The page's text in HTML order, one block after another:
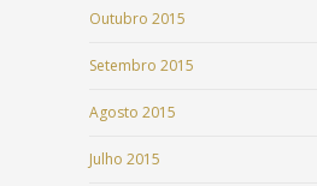
Outubro 2015
Setembro 2015
Agosto 2015
Julho 2015